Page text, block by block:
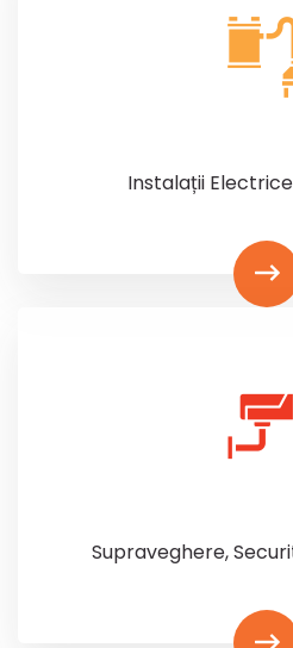
Instalații
Supraveghere,